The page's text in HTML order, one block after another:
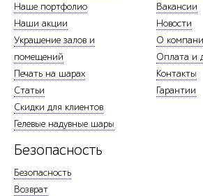
Наше портфолио
Наши акции
Украшение залов и
помещений
Печать на шарах
Статьи
Скидки для клиентов
Гелевые надувные шары
Вакансии
Новости
О
Оплата и
Контакты
Гарантии
Безопасность
Безопасность
Возврат